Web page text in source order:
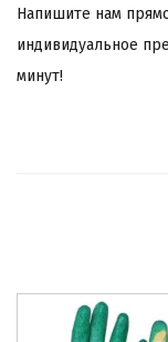
Напишите нам
индивидуальное
минут!